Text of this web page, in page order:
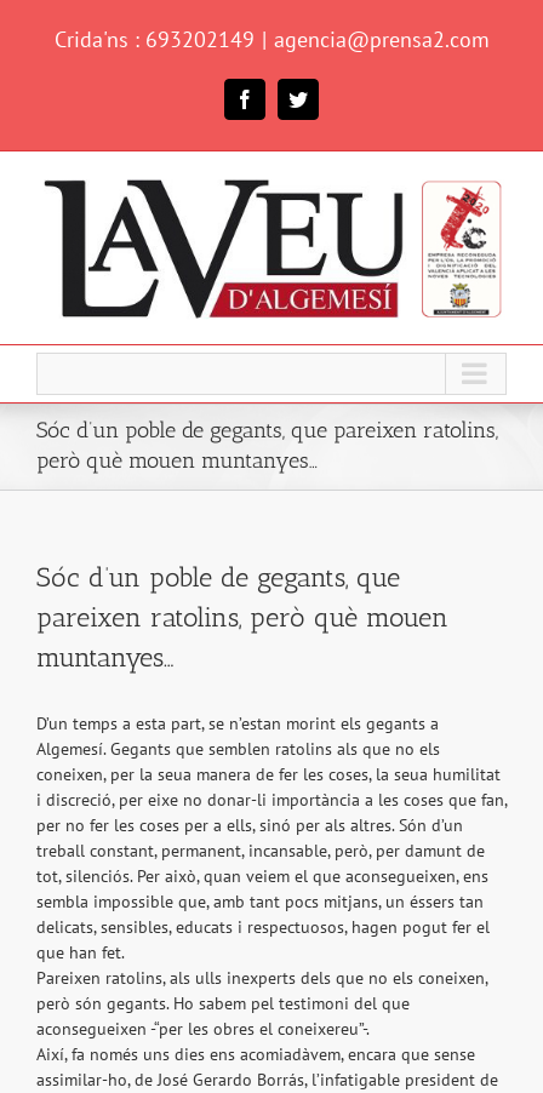
Crida'ns : 693202149 | agencia@prensa2.com
FacebookTwitter
Sóc d’un poble de gegants, que pareixen ratolins,
però què mouen muntanyes…
Sóc d’un poble de gegants, que
pareixen ratolins, però què mouen
muntanyes…
D’un temps a esta part, se n’estan morint els gegants a
Algemesí. Gegants que semblen ratolins als que no els
coneixen, per la seua manera de fer les coses, la seua humilitat
i discreció, per eixe no donar-li importància a les coses que fan,
per no fer les coses per a ells, sinó per als altres. Són d’un
treball constant, permanent, incansable, però, per damunt de
tot, silenciós. Per això, quan veiem el que aconsegueixen, ens
sembla impossible que, amb tant pocs mitjans, un éssers tan
delicats, sensibles, educats i respectuosos, hagen pogut fer el
que han fet.
Pareixen ratolins, als ulls inexperts dels que no els coneixen,
però són gegants. Ho sabem pel testimoni del que
aconsegueixen -“per les obres el coneixereu”-.
Així, fa només uns dies ens acomiadàvem, encara que sense
assimilar-ho, de José Gerardo Borrás, l’infatigable president de